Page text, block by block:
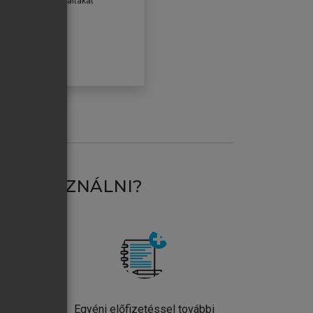
HASZNÁLNI?
Egyéni előfizetéssel további